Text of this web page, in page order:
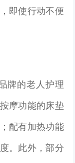
即使行动不便
牌的老人护理
摩功能的床垫
配有加热功能
。此外，部分